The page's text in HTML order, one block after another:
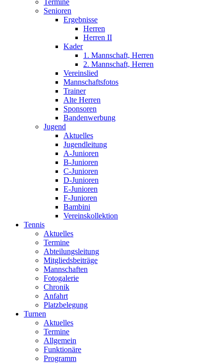
Termine
Senioren
Ergebnisse
Herren
Herren II
Kader
1. Mannschaft, Herren
2. Mannschaft, Herren
Vereinslied
Mannschaftsfotos
Trainer
Alte Herren
Sponsoren
Bandenwerbung
Jugend
Aktuelles
Jugendleitung
A-Junioren
B-Junioren
C-Junioren
D-Junioren
E-Junioren
F-Junioren
Bambini
Vereinskollektion
Tennis
Aktuelles
Termine
Abteilungsleitung
Mitgliedsbeiträge
Mannschaften
Fotogalerie
Chronik
Anfahrt
Platzbelegung
Turnen
Aktuelles
Termine
Allgemein
Funktionäre
Programm